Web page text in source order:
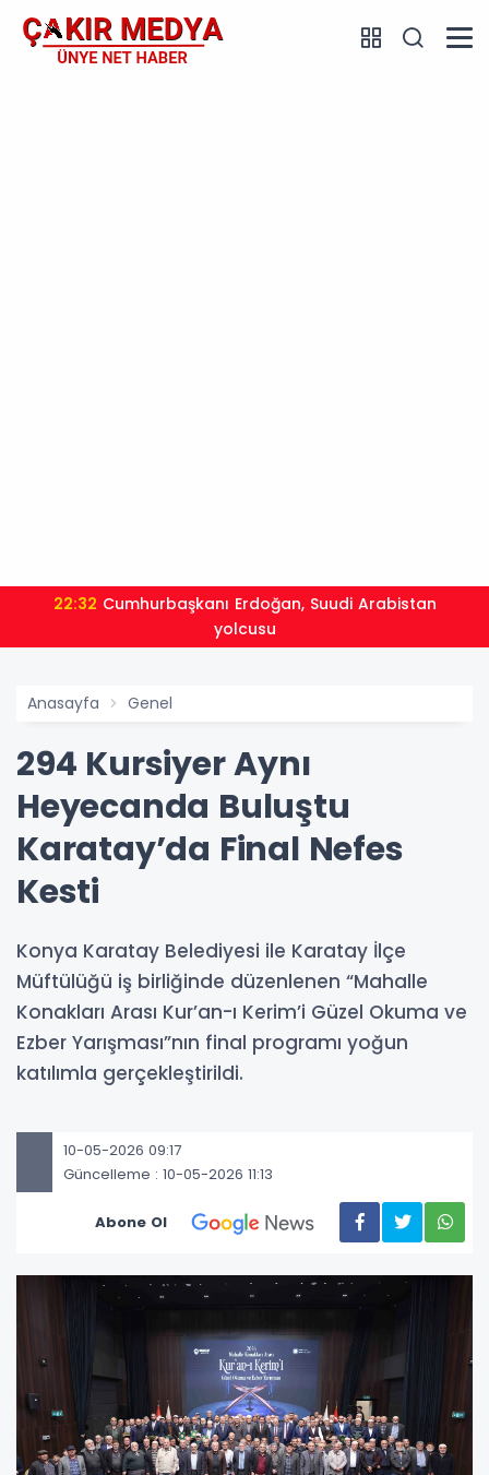
22:32
yolcusu
Anasayfa Genel
294 Kursiyer Aynı
Heyecanda Buluştu
Karatay’da Final Nefes
Kesti
Konya Karatay Belediyesi ile Karatay İlçe
Müftülüğü iş birliğinde düzenlenen “Mahalle
Konakları Arası Kur’an-ı Kerim’i Güzel Okuma ve
Ezber Yarışması”nın final programı yoğun
katılımla gerçekleştirildi.
10-05-2026 09:17
Güncelleme : 10-05-2026 11:13
Abone Ol